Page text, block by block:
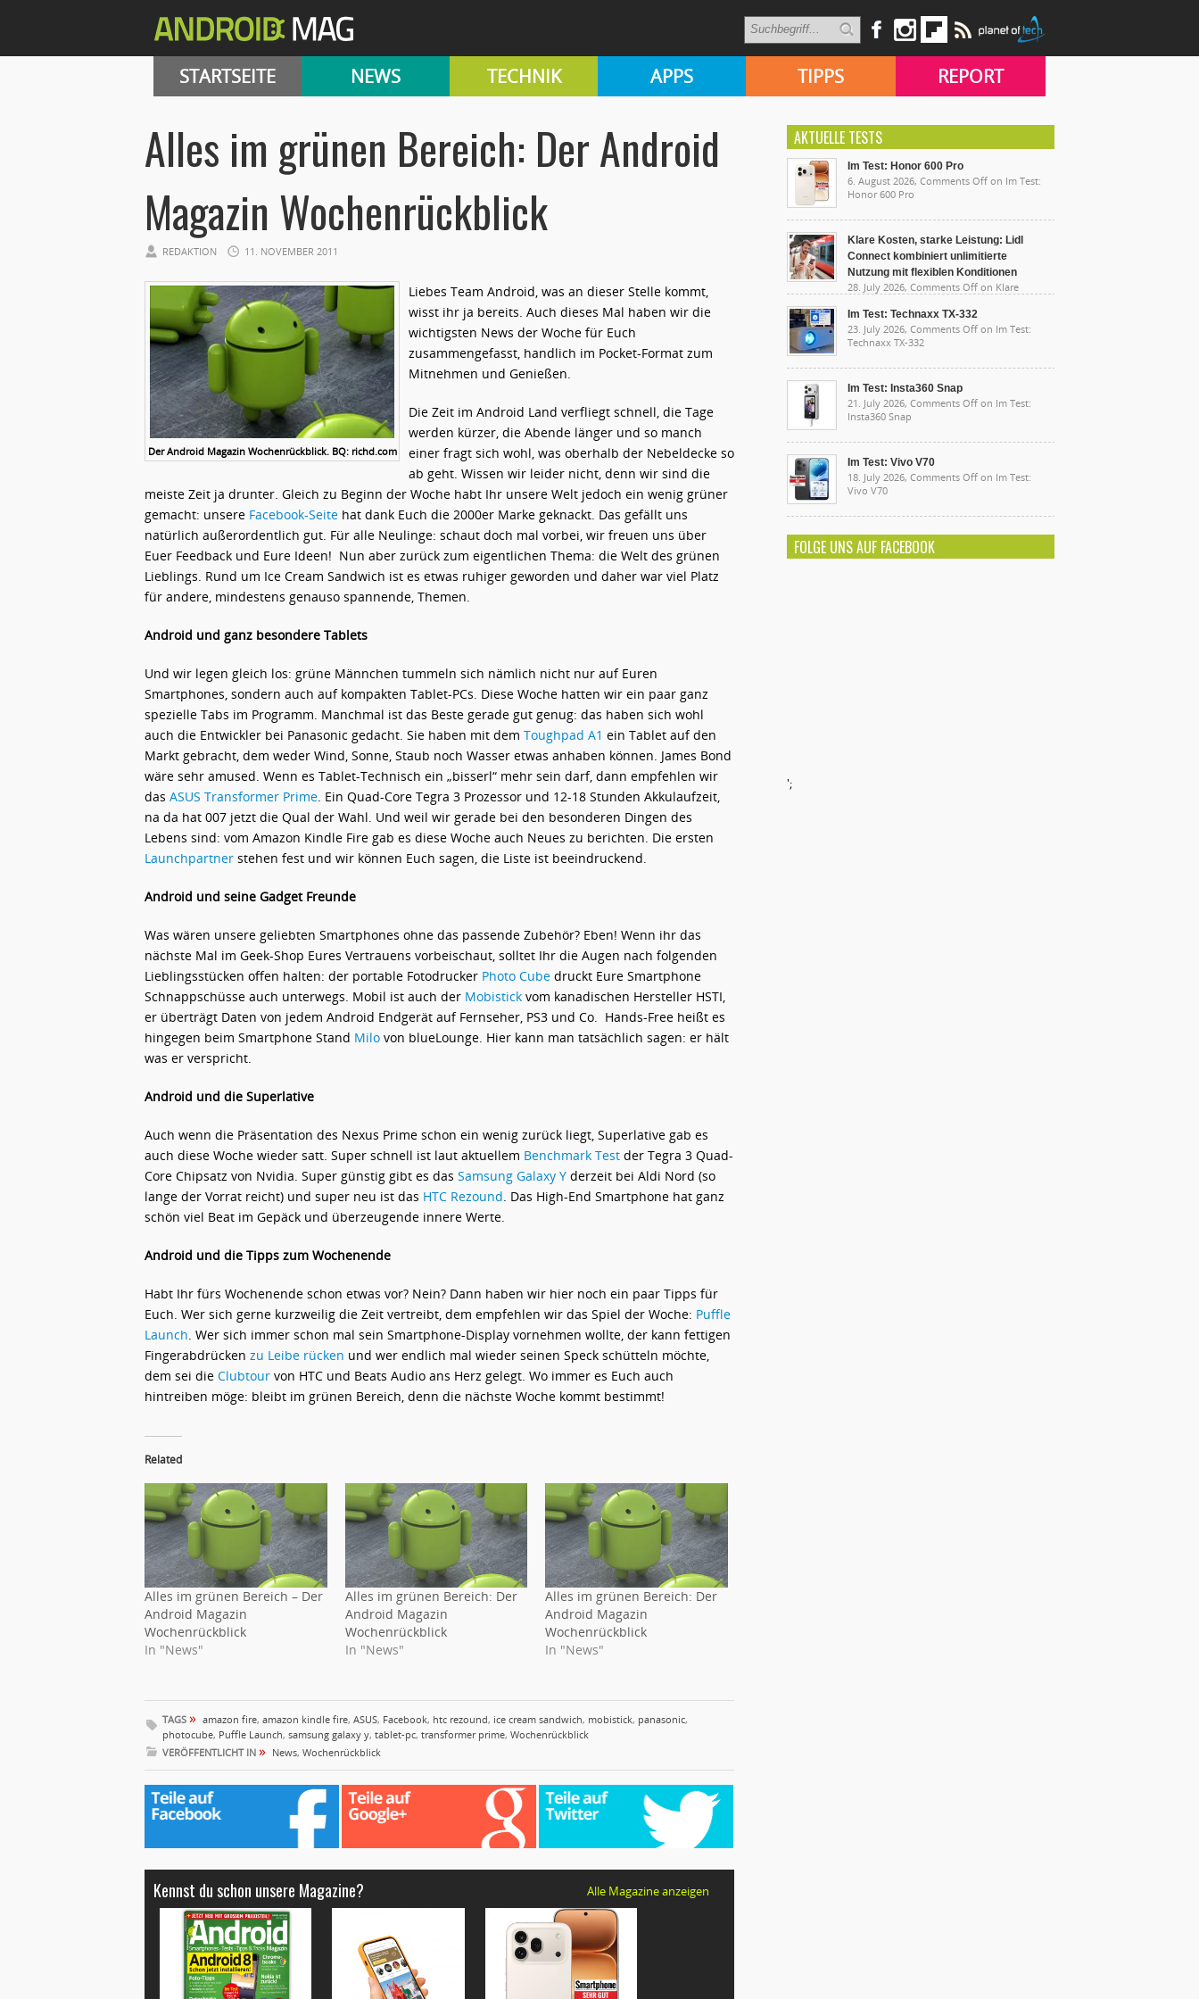
STARTSEITE NEWS TECHNIK APPS TIPPS REPORT
Alles im grünen Bereich: Der Android
Magazin Wochenrückblick
REDAKTION 11. NOVEMBER 2011
Der Android Magazin Wochenrückblick. BQ: richd.com
Liebes Team Android, was an dieser Stelle kommt,
wisst ihr ja bereits. Auch dieses Mal haben wir die
wichtigsten News der Woche für Euch
zusammengefasst, handlich im Pocket-Format zum
Mitnehmen und Genießen.
Die Zeit im Android Land verfliegt schnell, die Tage
werden kürzer, die Abende länger und so manch
einer fragt sich wohl, was oberhalb der Nebeldecke so
ab geht. Wissen wir leider nicht, denn wir sind die
meiste Zeit ja drunter. Gleich zu Beginn der Woche habt Ihr unsere Welt jedoch ein wenig grüner
gemacht: unsere Facebook-Seite hat dank Euch die 2000er Marke geknackt. Das gefällt uns
natürlich außerordentlich gut. Für alle Neulinge: schaut doch mal vorbei, wir freuen uns über
Euer Feedback und Eure Ideen! Nun aber zurück zum eigentlichen Thema: die Welt des grünen
Lieblings. Rund um Ice Cream Sandwich ist es etwas ruhiger geworden und daher war viel Platz
für andere, mindestens genauso spannende, Themen.
Android und ganz besondere Tablets
Und wir legen gleich los: grüne Männchen tummeln sich nämlich nicht nur auf Euren
Smartphones, sondern auch auf kompakten Tablet-PCs. Diese Woche hatten wir ein paar ganz
spezielle Tabs im Programm. Manchmal ist das Beste gerade gut genug: das haben sich wohl
auch die Entwickler bei Panasonic gedacht. Sie haben mit dem Toughpad A1 ein Tablet auf den
Markt gebracht, dem weder Wind, Sonne, Staub noch Wasser etwas anhaben können. James Bond
wäre sehr amused. Wenn es Tablet-Technisch ein „bisserl“ mehr sein darf, dann empfehlen wir
das ASUS Transformer Prime. Ein Quad-Core Tegra 3 Prozessor und 12-18 Stunden Akkulaufzeit,
na da hat 007 jetzt die Qual der Wahl. Und weil wir gerade bei den besonderen Dingen des
Lebens sind: vom Amazon Kindle Fire gab es diese Woche auch Neues zu berichten. Die ersten
Launchpartner stehen fest und wir können Euch sagen, die Liste ist beeindruckend.
Android und seine Gadget Freunde
Was wären unsere geliebten Smartphones ohne das passende Zubehör? Eben! Wenn ihr das
nächste Mal im Geek-Shop Eures Vertrauens vorbeischaut, solltet Ihr die Augen nach folgenden
Lieblingsstücken offen halten: der portable Fotodrucker Photo Cube druckt Eure Smartphone
Schnappschüsse auch unterwegs. Mobil ist auch der Mobistick vom kanadischen Hersteller HSTI,
er überträgt Daten von jedem Android Endgerät auf Fernseher, PS3 und Co. Hands-Free heißt es
hingegen beim Smartphone Stand Milo von blueLounge. Hier kann man tatsächlich sagen: er hält
was er verspricht.
Android und die Superlative
Auch wenn die Präsentation des Nexus Prime schon ein wenig zurück liegt, Superlative gab es
auch diese Woche wieder satt. Super schnell ist laut aktuellem Benchmark Test der Tegra 3 Quad-
Core Chipsatz von Nvidia. Super günstig gibt es das Samsung Galaxy Y derzeit bei Aldi Nord (so
lange der Vorrat reicht) und super neu ist das HTC Rezound. Das High-End Smartphone hat ganz
schön viel Beat im Gepäck und überzeugende innere Werte.
Android und die Tipps zum Wochenende
Habt Ihr fürs Wochenende schon etwas vor? Nein? Dann haben wir hier noch ein paar Tipps für
Euch. Wer sich gerne kurzweilig die Zeit vertreibt, dem empfehlen wir das Spiel der Woche: Puffle
Launch. Wer sich immer schon mal sein Smartphone-Display vornehmen wollte, der kann fettigen
Fingerabdrücken zu Leibe rücken und wer endlich mal wieder seinen Speck schütteln möchte,
dem sei die Clubtour von HTC und Beats Audio ans Herz gelegt. Wo immer es Euch auch
hintreiben möge: bleibt im grünen Bereich, denn die nächste Woche kommt bestimmt!
Related
Alles im grünen Bereich – Der
Android Magazin
Wochenrückblick
In "News"
Alles im grünen Bereich: Der
Android Magazin
Wochenrückblick
In "News"
Alles im grünen Bereich: Der
Android Magazin
Wochenrückblick
In "News"
TAGS » amazon fire, amazon kindle fire, ASUS, Facebook, htc rezound, ice cream sandwich, mobistick, panasonic,
photocube, Puffle Launch, samsung galaxy y, tablet-pc, transformer prime, Wochenrückblick
VERÖFFENTLICHT IN » News, Wochenrückblick
Kennst du schon unsere Magazine? Alle Magazine anzeigen
AKTUELLE TESTS
Im Test: Honor 600 Pro
6. August 2026, Comments Off on Im Test:
Honor 600 Pro
Klare Kosten, starke Leistung: Lidl
Connect kombiniert unlimitierte
Nutzung mit flexiblen Konditionen
28. July 2026, Comments Off on Klare
unlimitierte Nutzung mit flexiblen Konditionen
Im Test: Technaxx TX-332
23. July 2026, Comments Off on Im Test:
Technaxx TX-332
Im Test: Insta360 Snap
21. July 2026, Comments Off on Im Test:
Insta360 Snap
Im Test: Vivo V70
18. July 2026, Comments Off on Im Test:
Vivo V70
FOLGE UNS AUF FACEBOOK
';